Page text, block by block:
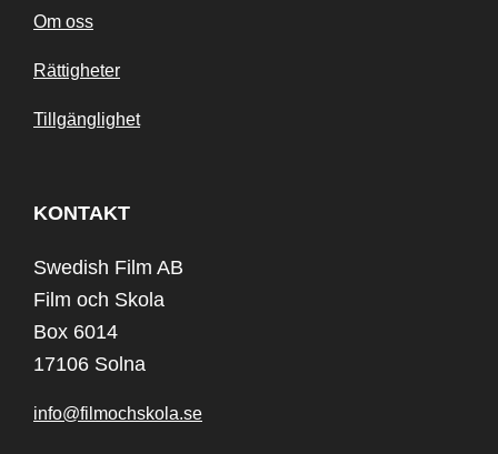
Om oss
Rättigheter
Tillgänglighet
KONTAKT
Swedish Film AB
Film och Skola
Box 6014
17106 Solna
info@filmochskola.se